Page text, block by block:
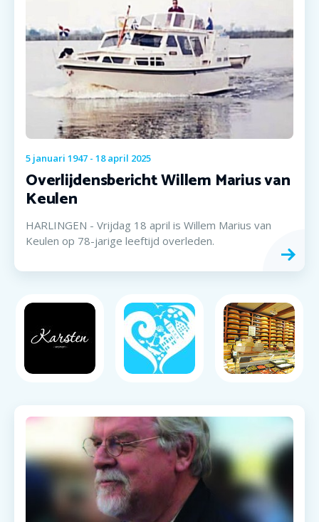
5 januari 1947 - 18 april 2025
Overlijdensbericht Willem Marius van
Keulen
HARLINGEN - Vrijdag 18 april is Willem Marius van
Keulen op 78-jarige leeftijd overleden.